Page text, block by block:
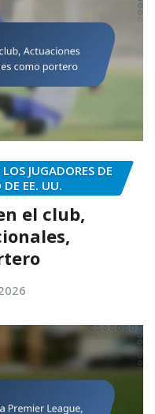
JUGADORES DE
EE. UU.
el club,